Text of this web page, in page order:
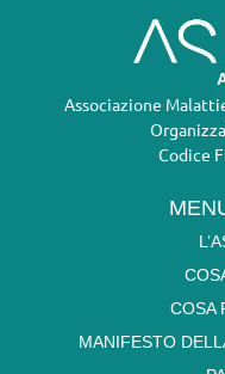
Associazione
Codice
COSA
MANIFESTO